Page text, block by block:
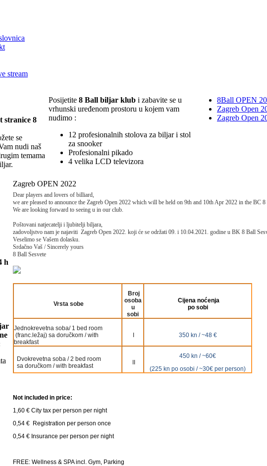
stream
stranice 8
se
nudi naš
temama
Posijetite 8 Ball biljar klub i zabavite se u
vrhunski uređenom prostoru u kojem vam
nudimo :
12 profesionalnih stolova za biljar i stol
za snooker
Profesionalni pikado
4 velika LCD televizora
8Ball OPEN
Zagreb Open
Zagreb Open
h
Zagreb OPEN 2022
Dear players and lovers of billiard,
we are pleased to announce the Zagreb Open 2022 which will be held on 9th and 10th Apr 2022 in the BC 8
We are looking forward to seeing u in our club.
Poštovani natjecatelji i ljubitelji biljara,
zadovoljstvo nam je najaviti Zagreb Open 2022. koji će se održati 09. i 10.04.2021. godine u BK 8 Ball
Veselimo se Vašem dolasku.
Srdačno Vaš / Sincerely yours
8 Ball Sesvete
Vrsta sobe
Broj
osoba
u
sobi
Cijena noćenja
po sobi
Jednokrevetna soba/ 1 bed room
(franc.ležaj) sa doručkom / with
breakfast
350 kn / ~48 €
Dvokrevetna soba / 2 bed room
sa doručkom / with breakfast
450 kn / ~60€
(225 kn po osobi / ~30€ per person)
Not included in price:
1,60 € City tax per person per night
0,54 € Registration per person once
0,54 € Insurance per person per night
FREE: Wellness & SPA incl. Gym, Parking